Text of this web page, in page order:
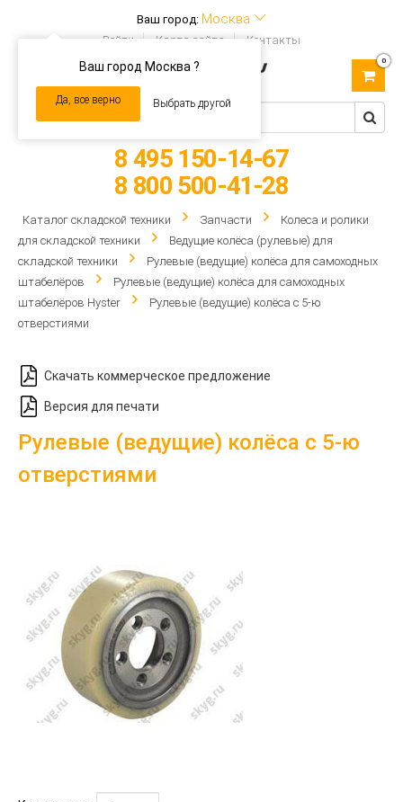
Ваш город: Москва
Ваш город Москва ?
Да, все верно Выбрать другой
Войти Карта сайта Контакты
navigation
0
8 495 150-14-67
8 800 500-41-28
Каталог складской техники Запчасти
Колеса и ролики
для складской техники
Ведущие колёса (рулевые) для
складской техники
Рулевые (ведущие) колёса для самоходных
штабелёров
Рулевые (ведущие) колёса для самоходных
штабелёров Hyster
Рулевые (ведущие) колёса с 5-ю
отверстиями
Скачать коммерческое предложение
Версия для печати
Рулевые (ведущие) колёса с 5-ю
отверстиями